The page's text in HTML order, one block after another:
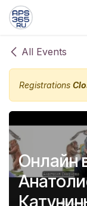
Skip to Content
All Events
Registrations
Онлайн